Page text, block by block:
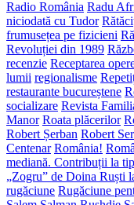
Radio România Radu
niciodată cu Tudor
frumusețea pe fizicieni
Revoluției din 1989
recenzie Receptarea
lumii regionalisme
restaurante bucureștene
socializare Revista
Manor Roata plăcerilor
Robert Șerban Robert
Centenar România!
mediană. Contribuții la
„Zogru” de Doina Ruști
rugăciune Rugăciune